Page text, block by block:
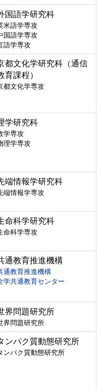
国語学研究科
米語学専攻
国語学専攻
語学専攻
都文化学研究科（通信
育課程）
都文化学専攻
学研究科
学専攻
理学専攻
端情報学研究科
端情報学専攻
命科学研究科
命科学専攻
通教育推進機構
通教育推進機構
学共通教育センター
界問題研究所
界問題研究所
ンパク質動態研究所
ンパク質動態研究所